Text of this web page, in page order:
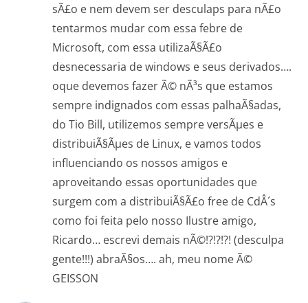
sÃ£o e nem devem ser desculaps para nÃ£o
tentarmos mudar com essa febre de
Microsoft, com essa utilizaÃ§Ã£o
desnecessaria de windows e seus derivados….
oque devemos fazer Ã© nÃ³s que estamos
sempre indignados com essas palhaÃ§adas,
do Tio Bill, utilizemos sempre versÃµes e
distribuiÃ§Ãµes de Linux, e vamos todos
influenciando os nossos amigos e
aproveitando essas oportunidades que
surgem com a distribuiÃ§Ã£o free de CdÂ´s
como foi feita pelo nosso Ilustre amigo,
Ricardo… escrevi demais nÃ©!?!?!?! (desculpa
gente!!!) abraÃ§os…. ah, meu nome Ã©
GEISSON